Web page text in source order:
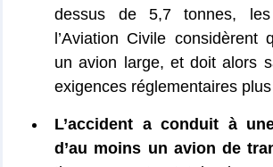
dessus de 5,7 tonnes,
l’Aviation Civile considèrent
un avion large, et doit alors
exigences réglementaires
L’accident a conduit à
d’au moins un avion de